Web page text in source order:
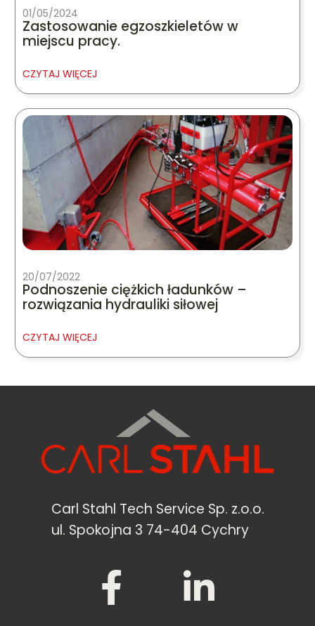
01/05/2024
Zastosowanie egzoszkieletów w
miejscu pracy.
CZYTAJ WIĘCEJ
20/07/2022
Podnoszenie ciężkich ładunków –
rozwiązania hydrauliki siłowej
CZYTAJ WIĘCEJ
Carl Stahl Tech Service Sp. z.o.o.
ul. Spokojna 3 74-404 Cychry